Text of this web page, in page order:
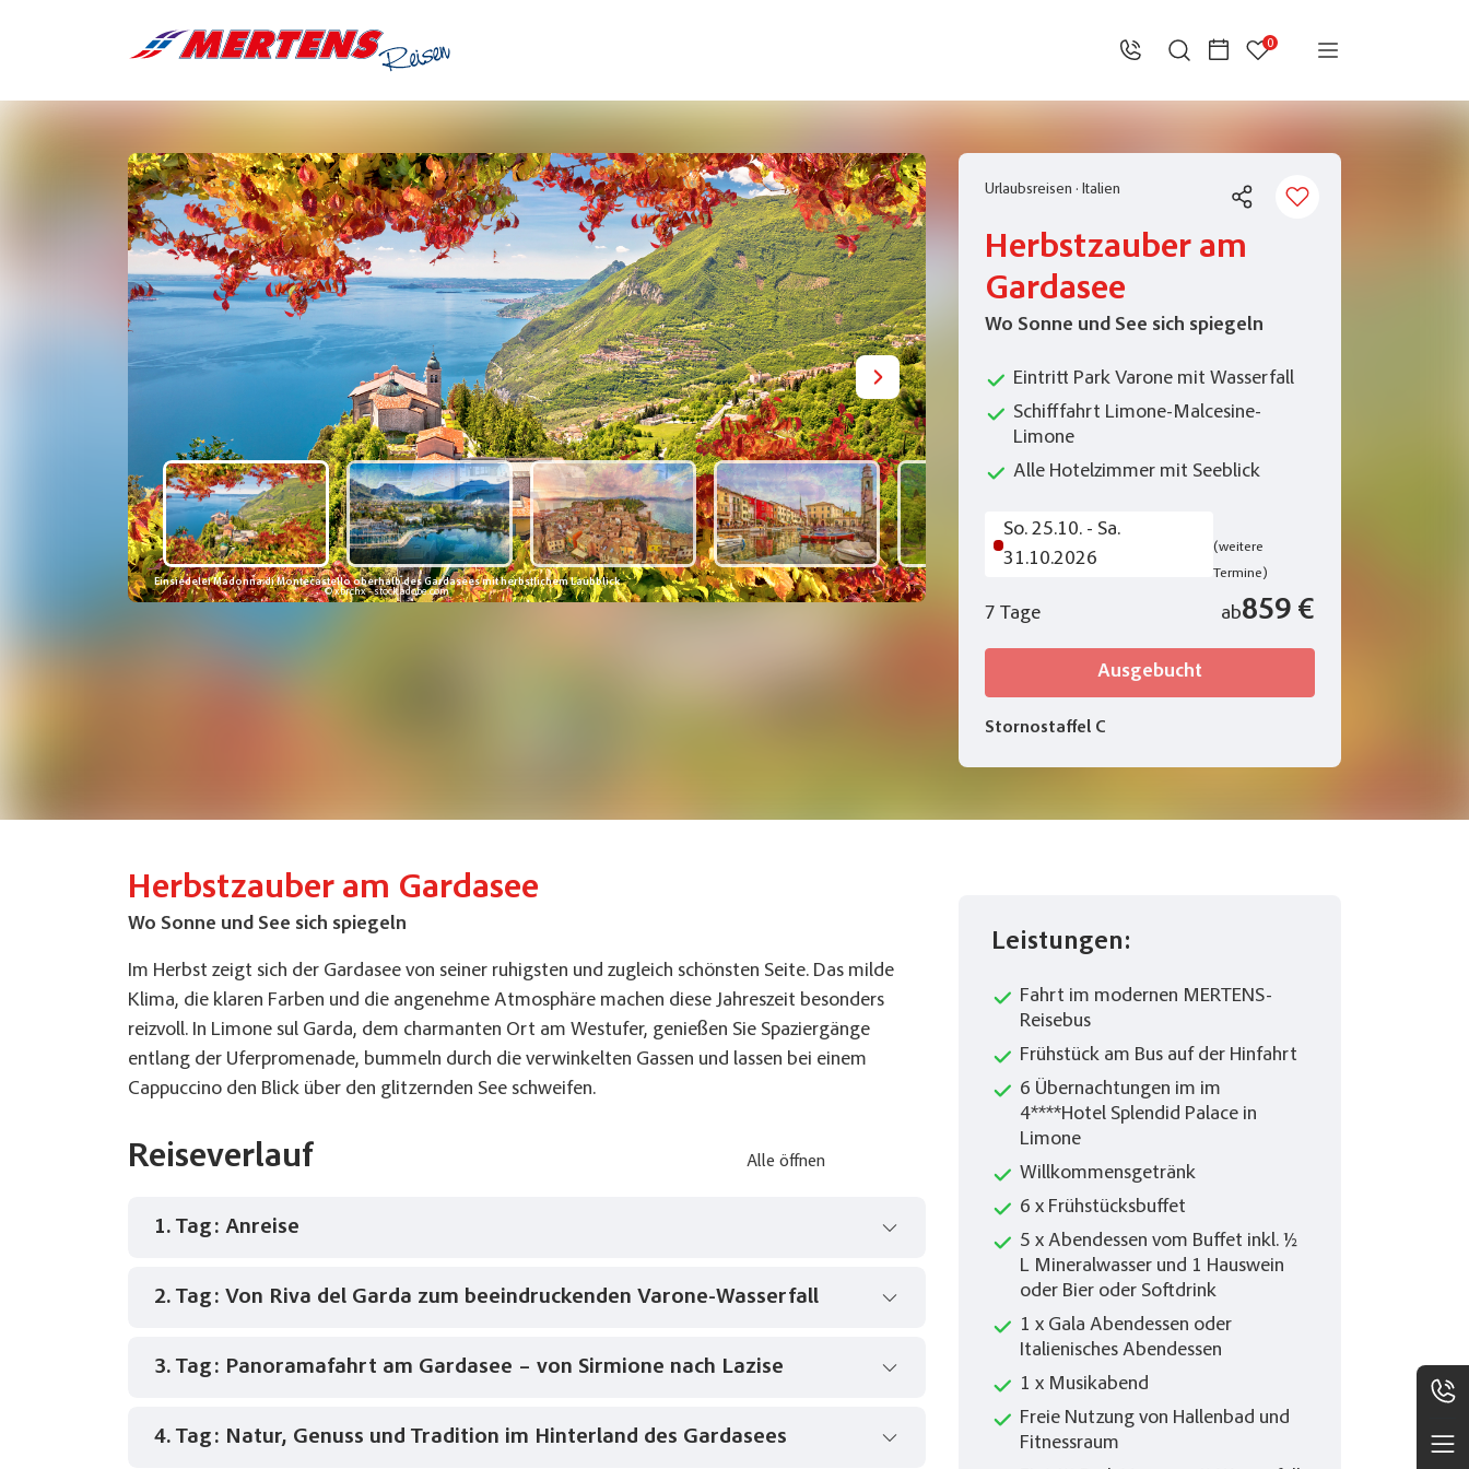
0
Einsiedelei Madonna di Montecastello oberhalb des Gardasees mit herbstlichem Laubblick
© xbrchx - stock.adobe.com
Urlaubsreisen · Italien
Herbstzauber am
Gardasee
Wo Sonne und See sich spiegeln
Eintritt Park Varone mit Wasserfall
Schifffahrt Limone-Malcesine-
Limone
Alle Hotelzimmer mit Seeblick
So. 25.10. - Sa.
31.10.2026
(weitere
Termine)
7 Tage ab859 €
Ausgebucht
Stornostaffel C
Herbstzauber am Gardasee
Wo Sonne und See sich spiegeln
Im Herbst zeigt sich der Gardasee von seiner ruhigsten und zugleich schönsten Seite. Das milde
Klima, die klaren Farben und die angenehme Atmosphäre machen diese Jahreszeit besonders
reizvoll. In Limone sul Garda, dem charmanten Ort am Westufer, genießen Sie Spaziergänge
entlang der Uferpromenade, bummeln durch die verwinkelten Gassen und lassen bei einem
Cappuccino den Blick über den glitzernden See schweifen.
Reiseverlauf Alle öffnen
1. Tag: Anreise
Anreise mit dem komfortablen Reisebus an den Gardasee. Am frühen Abend erreichen Sie
2. Tag: Von Riva del Garda zum beeindruckenden Varone-Wasserfall
Zunächst führt Sie die Fahrt nach Riva del Garda, dem nördlichsten und zugleich lebhaften
Gebäuden und der lebendigen Uferpromenade genießen. Danach geht es weiter ins Grüne
3. Tag: Panoramafahrt am Gardasee – von Sirmione nach Lazise
Nach dem Frühstück fahren Sie mit Ihrer Reiseleitung entlang des Gardasees. Während
4. Tag: Natur, Genuss und Tradition im Hinterland des Gardasees
Leistungen:
Fahrt im modernen MERTENS-
Reisebus
Frühstück am Bus auf der Hinfahrt
6 Übernachtungen im im
4****Hotel Splendid Palace in
Limone
Willkommensgetränk
6 x Frühstücksbuffet
5 x Abendessen vom Buffet inkl. ½
L Mineralwasser und 1 Hauswein
oder Bier oder Softdrink
1 x Gala Abendessen oder
Italienisches Abendessen
1 x Musikabend
Freie Nutzung von Hallenbad und
Fitnessraum